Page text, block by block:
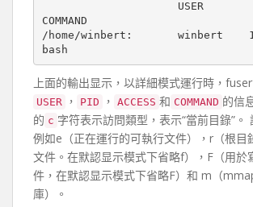
COMMAND
/home/winbert:       winbert
上面的輸出显示，以詳細模式運行時，
USER ， PID ， ACCESS 和 COMMAND 的信
的 c 字符表示訪問類型，表示“當前目錄”。
例如e（正在運行的可執行文件），r（根目
文件。在默認显示模式下省略f），F（用於
件，在默認显示模式下省略F）和 m（
庫）。